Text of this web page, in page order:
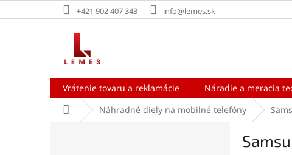
na
+421 902 407 343 info@lemes.sk
Vrátenie tovaru a reklamácie Náradie a meracia
DomovNáhradné diely na mobilné telefóny